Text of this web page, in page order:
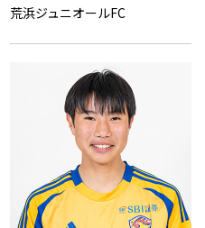
荒浜ジュニオールFC